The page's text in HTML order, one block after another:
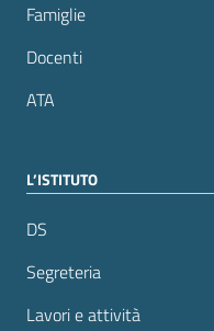
Famiglie
Docenti
ATA
L’ISTITUTO
DS
Segreteria
Lavori e attività